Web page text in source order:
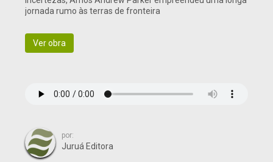
jornada rumo às terras de fronteira
Ver obra
por:
Juruá Editora